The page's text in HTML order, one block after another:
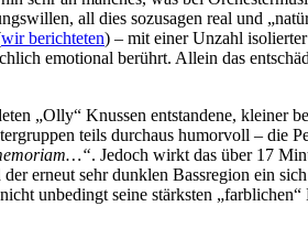
all dies sozusagen real und
wir berichteten) – mit einer Unzahl
emotional berührt. Allein das
„Olly“ Knussen entstandene, kleiner
teils durchaus humorvoll – die
. Jedoch wirkt das über 17
erneut sehr dunklen Bassregion ein
unbedingt seine stärksten